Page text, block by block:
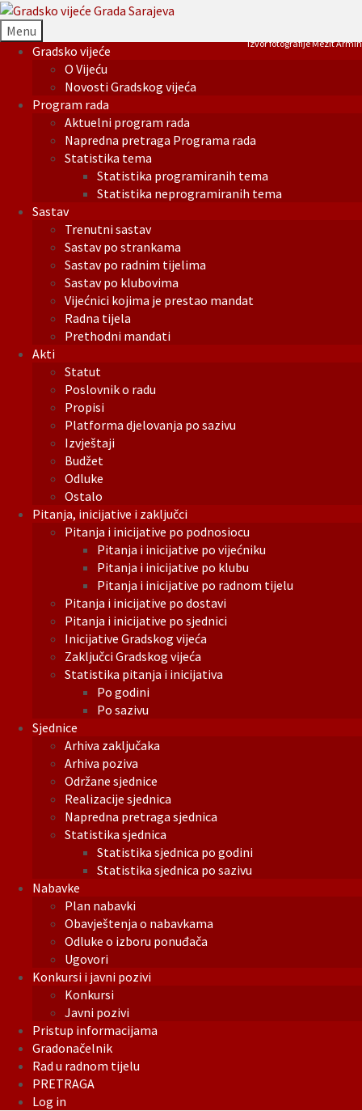
Menu
Gradsko vijeće
O Vijeću
Novosti Gradskog vijeća
Program rada
Aktuelni program rada
Napredna pretraga Programa rada
Statistika tema
Statistika programiranih tema
Statistika neprogramiranih tema
Sastav
Trenutni sastav
Sastav po strankama
Sastav po radnim tijelima
Sastav po klubovima
Vijećnici kojima je prestao mandat
Radna tijela
Prethodni mandati
Akti
Statut
Poslovnik o radu
Propisi
Platforma djelovanja po sazivu
Izvještaji
Budžet
Odluke
Ostalo
Pitanja, inicijative i zaključci
Pitanja i inicijative po podnosiocu
Pitanja i inicijative po vijećniku
Pitanja i inicijative po klubu
Pitanja i inicijative po radnom tijelu
Pitanja i inicijative po dostavi
Pitanja i inicijative po sjednici
Inicijative Gradskog vijeća
Zaključci Gradskog vijeća
Statistika pitanja i inicijativa
Po godini
Po sazivu
Sjednice
Arhiva zaključaka
Arhiva poziva
Održane sjednice
Realizacije sjednica
Napredna pretraga sjednica
Statistika sjednica
Statistika sjednica po godini
Statistika sjednica po sazivu
Nabavke
Plan nabavki
Obavještenja o nabavkama
Odluke o izboru ponuđača
Ugovori
Konkursi i javni pozivi
Konkursi
Javni pozivi
Pristup informacijama
Gradonačelnik
Rad u radnom tijelu
PRETRAGA
Log in
Izvor fotografije Mezit Armin